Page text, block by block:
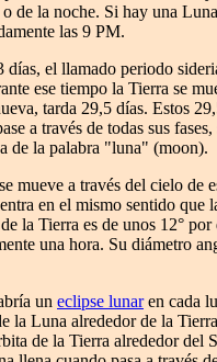
de la noche. Si hay una
las 9 PM.
días, el llamado periodo
ese tiempo la Tierra se
tarda 29,5 días. Estos
a través de todas sus fases,
de la palabra "luna" (moon).
mueve a través del cielo de
en el mismo sentido que
la Tierra es de unos 12° por
una hora. Su diámetro
un eclipse lunaren cada
la Luna alrededor de la
de la Tierra alrededor del